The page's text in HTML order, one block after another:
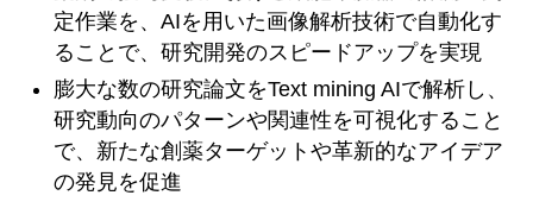
定作業を、AIを用いた画像解析技術で自動化す
ることで、研究開発のスピードアップを実現
膨大な数の研究論文をText mining AIで解析し、
研究動向のパターンや関連性を可視化すること
で、新たな創薬ターゲットや革新的なアイデア
の発見を促進